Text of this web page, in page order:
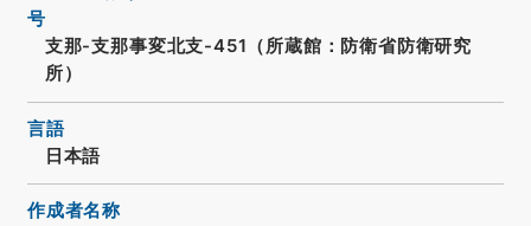
号
支那-支那事変北支-451（所蔵館：防衛省防衛研究
所）
言語
日本語
作成者名称